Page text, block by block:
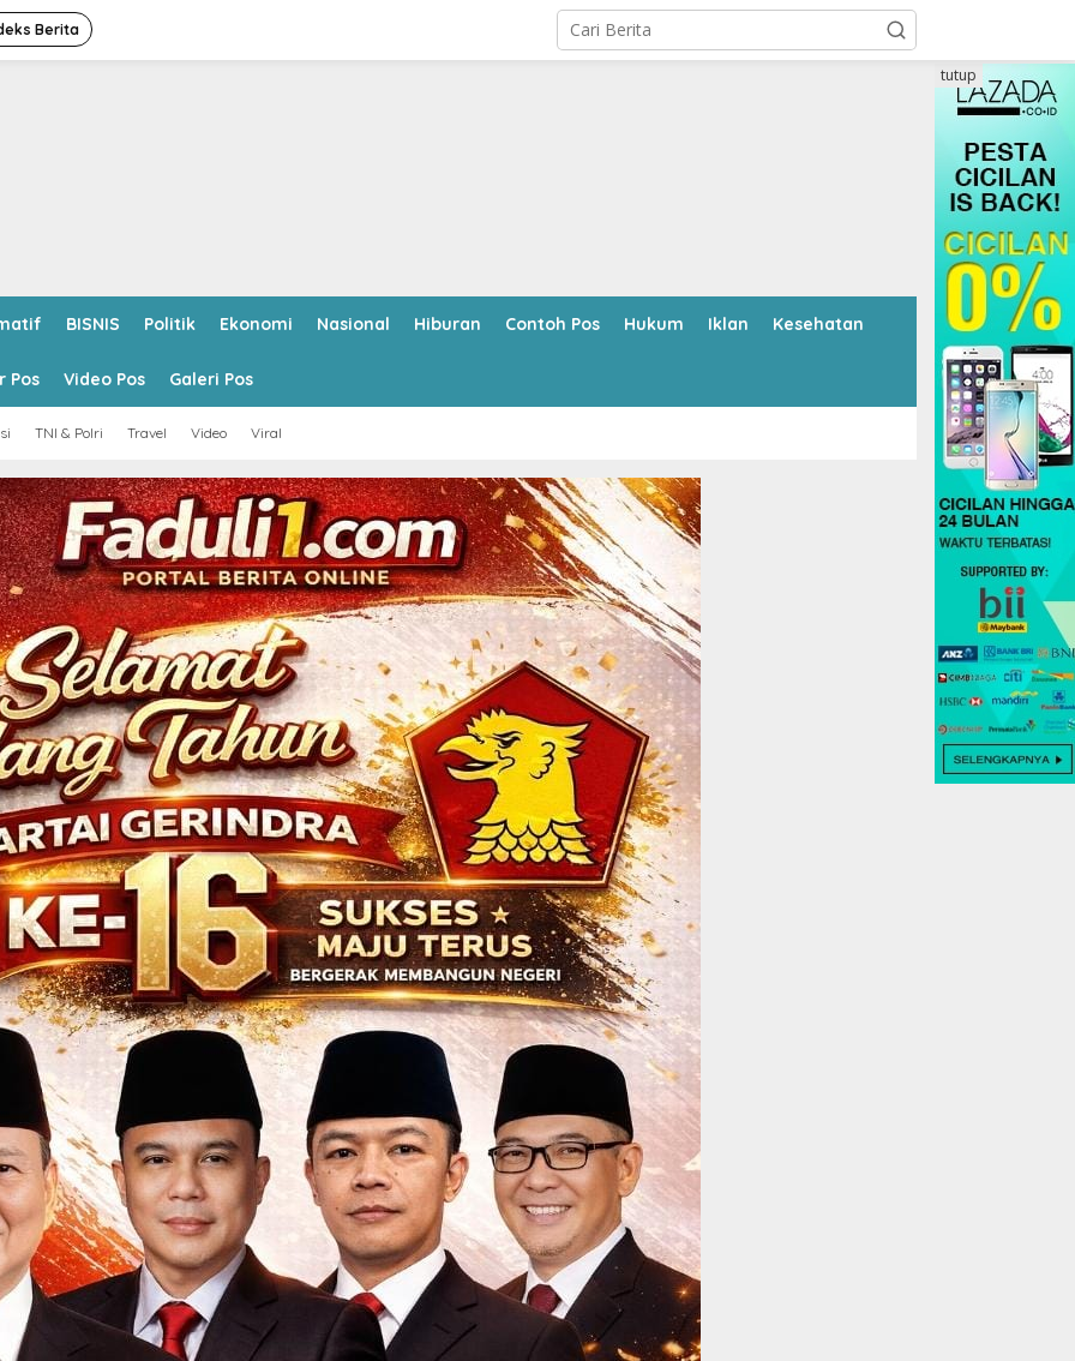
Berita
BISNIS Politik Ekonomi Nasional Hiburan Contoh Pos Hukum Iklan Kesehatan
Pos Video Pos Galeri Pos
TNI & Polri Travel Video Viral
tutup